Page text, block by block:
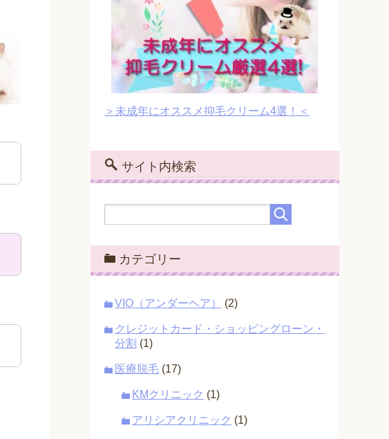
＞未成年にオススメ抑毛クリーム4選！＜
サイト内検索
カテゴリー
VIO（アンダーヘア） (2)
クレジットカード・ショッピングローン・
分割 (1)
医療脱毛 (17)
KMクリニック (1)
アリシアクリニック (1)